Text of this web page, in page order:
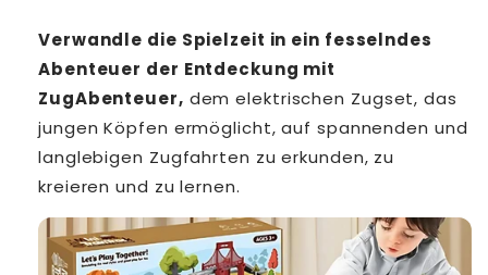
Verwandle die Spielzeit in ein fesselndes
Abenteuer der Entdeckung mit
ZugAbenteuer, dem elektrischen Zugset, das
jungen Köpfen ermöglicht, auf spannenden und
langlebigen Zugfahrten zu erkunden, zu
kreieren und zu lernen.